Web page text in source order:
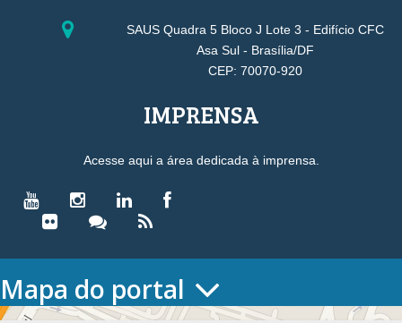
SAUS Quadra 5 Bloco J Lote 3 - Edifício CFC
Asa Sul - Brasília/DF
CEP: 70070-920
IMPRENSA
Acesse aqui a área dedicada à imprensa.
Mapa do portal
HOME